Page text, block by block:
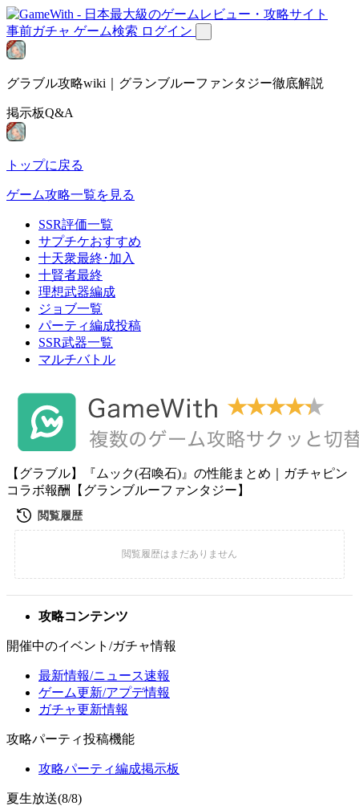
事前ガチャ ゲーム検索 ログイン
グラブル攻略wiki｜グランブルーファンタジー徹底解説
掲示板Q&A
トップに戻る
ゲーム攻略一覧を見る
SSR評価一覧
サプチケおすすめ
十天衆最終･加入
十賢者最終
理想武器編成
ジョブ一覧
パーティ編成投稿
SSR武器一覧
マルチバトル
【グラブル】『ムック(召喚石)』の性能まとめ｜ガチャピン
コラボ報酬【グランブルーファンタジー】
攻略コンテンツ
開催中のイベント/ガチャ情報
最新情報/ニュース速報
ゲーム更新/アプデ情報
ガチャ更新情報
攻略パーティ投稿機能
攻略パーティ編成掲示板
夏生放送(8/8)